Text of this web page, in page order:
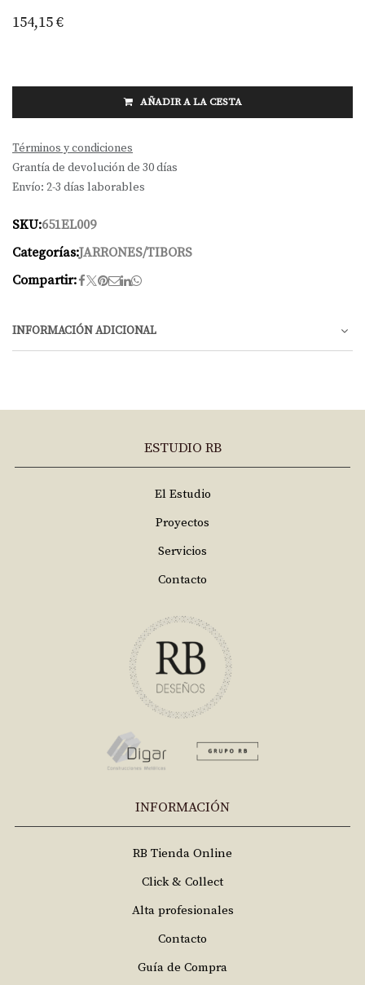
154,15€
AÑADIR A LA CESTA
Términos y condiciones
Grantía de devolución de 30 días
Envío: 2-3 días laborables
SKU:651EL009
Categorías:JARRONES/TIBORS
Compartir:
INFORMACIÓN ADICIONAL
ESTUDIO RB
El Estudio
Proyectos
Servicios
Contacto
INFORMACIÓN
RB Tienda Online
Click & Collect
Alta profesionales
Contacto
Guía de Compra